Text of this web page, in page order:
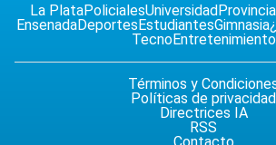
La PlataPolicialesUniversidadProvincia
EnsenadaDeportesEstudiantesGimnasia
TecnoEntretenimiento
Términos y
Políticas de privacidad
Directrices IA
RSS
Contacto